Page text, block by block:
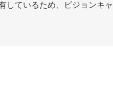
しているため、ビジョンキ